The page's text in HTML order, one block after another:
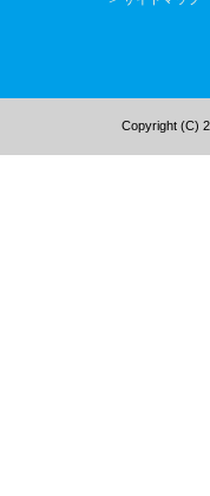
Copyright (C)